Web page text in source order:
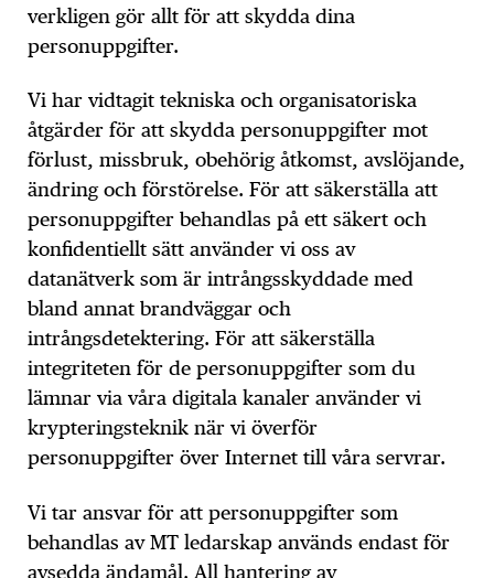
verkligen gör allt för att skydda dina
personuppgifter.
Vi har vidtagit tekniska och organisatoriska
åtgärder för att skydda personuppgifter mot
förlust, missbruk, obehörig åtkomst, avslöjande,
ändring och förstörelse. För att säkerställa att
personuppgifter behandlas på ett säkert och
konfidentiellt sätt använder vi oss av
datanätverk som är intrångsskyddade med
bland annat brandväggar och
intrångsdetektering. För att säkerställa
integriteten för de personuppgifter som du
lämnar via våra digitala kanaler använder vi
krypteringsteknik när vi överför
personuppgifter över Internet till våra servrar.
Vi tar ansvar för att personuppgifter som
behandlas av MT ledarskap används endast för
avsedda ändamål. All hantering av